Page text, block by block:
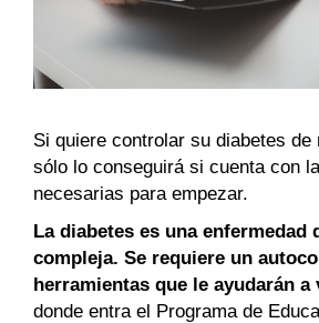
Si quiere controlar su diabetes de
sólo lo conseguirá si cuenta con
necesarias para empezar.
La diabetes es una enfermedad
compleja. Se requiere un
herramientas que le ayudarán a
donde entra el Programa de